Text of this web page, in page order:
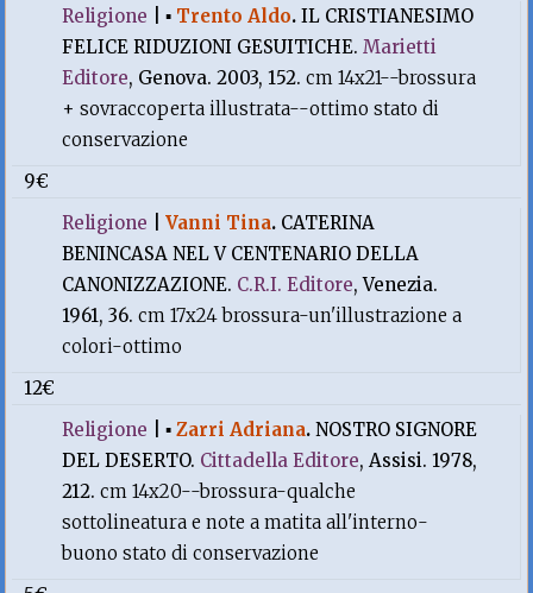
Religione |▪ Trento Aldo.IL CRISTIANESIMO
FELICE RIDUZIONI GESUITICHE.Marietti
Editore, Genova. 2003, 152.cm 14x21--brossura
+ sovraccoperta illustrata--ottimo stato di
conservazione
9€
Religione |Vanni Tina. CATERINA
BENINCASA NEL V CENTENARIO DELLA
CANONIZZAZIONE. C.R.I. Editore, Venezia.
1961, 36.cm 17x24 brossura-un'illustrazione a
colori-ottimo
12€
Religione |▪Zarri Adriana.NOSTRO SIGNORE
DEL DESERTO. Cittadella Editore, Assisi. 1978,
212.cm 14x20--brossura-qualche
sottolineatura e note a matita all'interno-
buono stato di conservazione